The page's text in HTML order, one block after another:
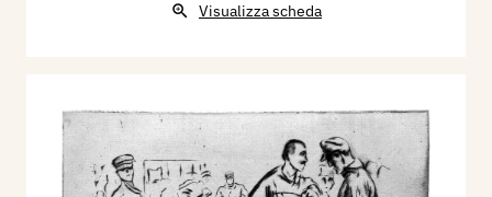
Visualizza scheda